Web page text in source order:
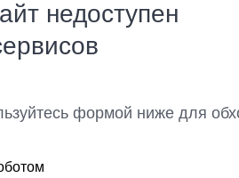
недоступен
формой ниже для